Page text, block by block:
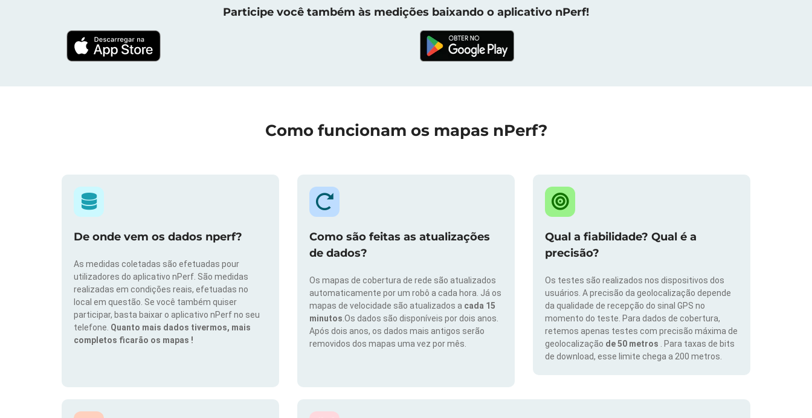
Participe você também às medições baixando o aplicativo nPerf!
Como funcionam os mapas nPerf?
De onde vem os dados nperf?
As medidas coletadas são efetuadas pour
utilizadores do aplicativo nPerf. São medidas
realizadas em condições reais, efetuadas no
local em questão. Se você também quiser
participar, basta baixar o aplicativo nPerf no seu
telefone. Quanto mais dados tivermos, mais
completos ficarão os mapas !
Como são feitas as atualizações
de dados?
Os mapas de cobertura de rede são atualizados
automaticamente por um robô a cada hora. Já os
mapas de velocidade são atualizados a cada 15
minutos .Os dados são disponíveis por dois anos.
Após dois anos, os dados mais antigos serão
removidos dos mapas uma vez por mês.
Qual a fiabilidade? Qual é a
precisão?
Os testes são realizados nos dispositivos dos
usuários. A precisão da geolocalização depende
da qualidade de recepção do sinal GPS no
momento do teste. Para dados de cobertura,
retemos apenas testes com precisão máxima de
geolocalização de 50 metros
. Para taxas de bits
de download, esse limite chega a 200 metros.